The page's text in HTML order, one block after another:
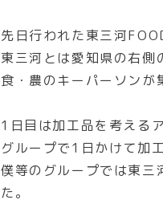
先日行われた東三河
東三河とは愛知県の右側
食・農のキーパーソン
1日目は加工品を考える
グループで1日かけて加
僕等のグループでは東三
た。